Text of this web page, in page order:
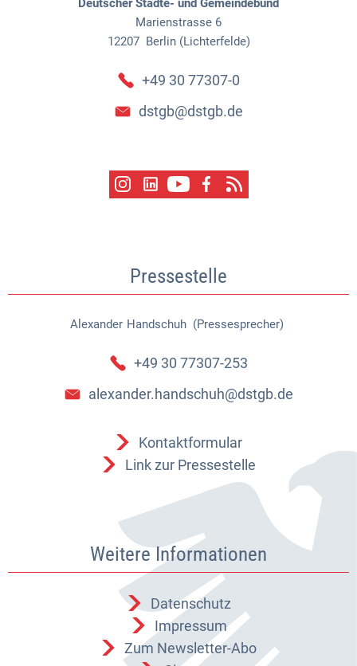
Marienstrasse 6
12207 Berlin (Lichterfelde)
+49 30 77307-0
dstgb@dstgb.de
Pressestelle
Alexander Handschuh (Pressesprecher)
Alexander Handschuh
+49 30 77307-253
alexander.handschuh@dstgb.de
Kontaktformular
Link zur Pressestelle
Weitere Informationen
Datenschutz
Impressum
Zum Newsletter-Abo